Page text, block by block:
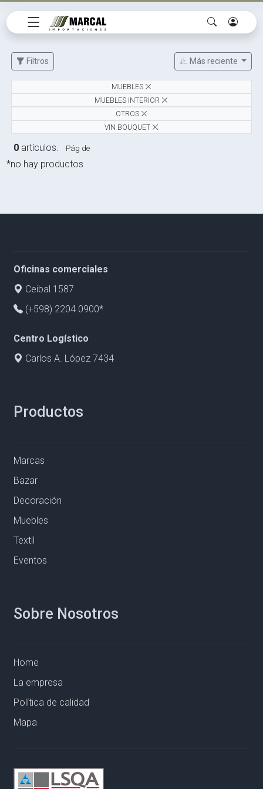
Filtros Más reciente
MUEBLES
MUEBLES INTERIOR
OTROS
VIN BOUQUET
*no hay productos
0 artículos. Pág de
Oficinas comerciales
Ceibal 1587
(+598) 2204 0900*
Centro Logístico
Carlos A. López 7434
Productos
Marcas
Bazar
Decoración
Muebles
Textil
Eventos
Sobre Nosotros
Home
La empresa
Política de calidad
Mapa